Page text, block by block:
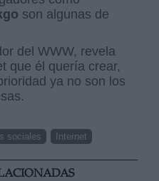
son algunas de
del WWW, revela
que él quería crear,
ya no son los
sociales Internet